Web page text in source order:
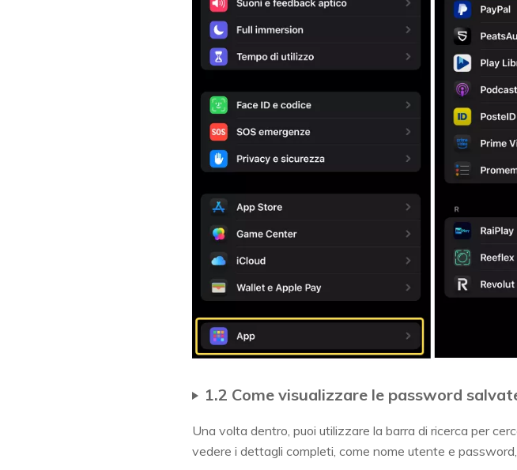
1.2 Come visualizzare le password
Una volta dentro, puoi utilizzare la barra di ricerca per
vedere i dettagli completi, come nome utente e